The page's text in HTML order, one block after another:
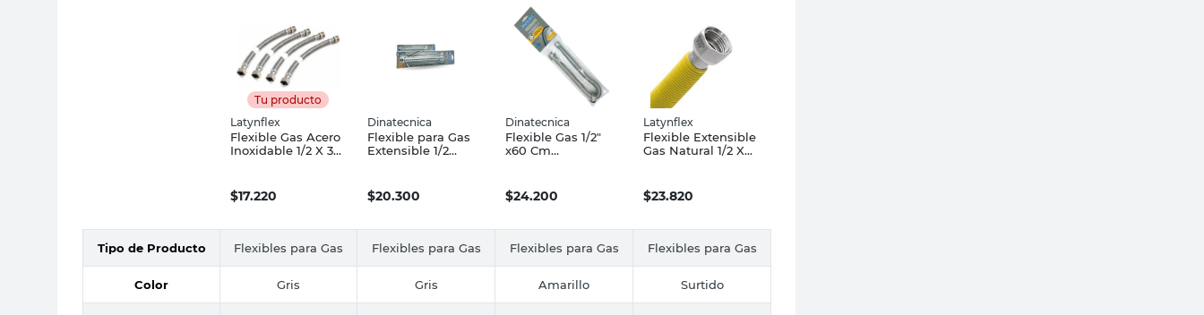
Tu producto
Latynflex
Flexible Gas Acero
Inoxidable 1/2 X 30
$17.220
Dinatecnica
Flexible para Gas
Extensible 1/2
$20.300
Dinatecnica
Flexible Gas 1/2"
x60 Cm
$24.200
Latynflex
Flexible Extensible
Gas Natural 1/2 X
$23.820
Tipo de Producto Flexibles para Gas Flexibles para Gas Flexibles para Gas Flexibles para Gas
Color Gris Gris Amarillo Surtido